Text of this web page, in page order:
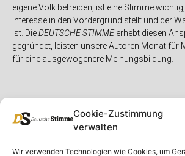
Cookie-Zustimmung
verwalten
Wir verwenden Technologien wie Cookies, um
eigene Volk betreiben, ist eine Stimme
Interesse in den Vordergrund stellt und der
ist. DieDEUTSCHE STIMMEerhebt diesen
gegründet, leisten unsere Autoren Monat für
für eine ausgewogenere Meinungsbildung.
Unser MagazinRubriken